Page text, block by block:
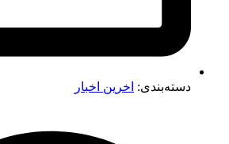
دسته‌بندی: اخرین اخبار